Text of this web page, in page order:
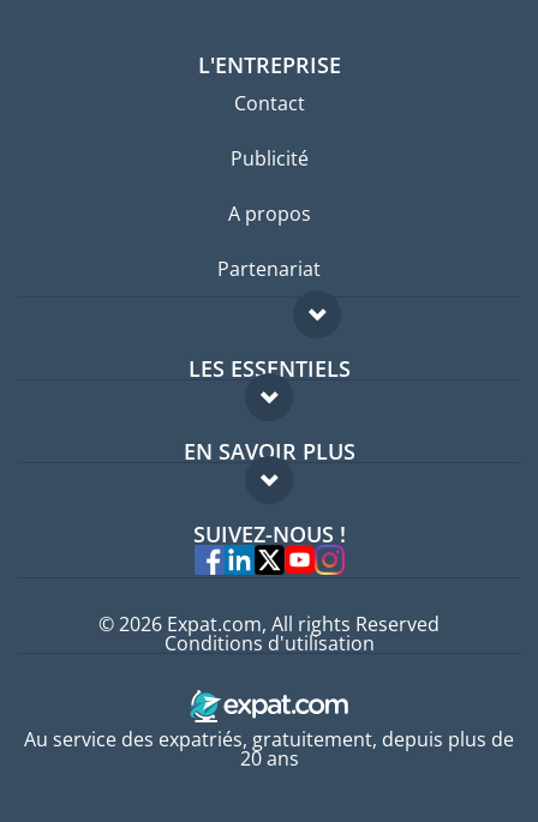
L'ENTREPRISE
Contact
Publicité
A propos
Partenariat
LES ESSENTIELS
Forum expatriés
Guides pays
EN SAVOIR PLUS
FAQ
Experts
SUIVEZ-NOUS !
Au service des expatriés, gratuitement, depuis plus de
20 ans
© 2026 Expat.com, All rights Reserved
Conditions d'utilisation